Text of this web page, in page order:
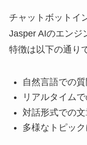
チャットボットイ
Jasper AIのエンジ
特徴は以下の通り
自然言語での
リアルタイム
対話形式での
多様なトピッ